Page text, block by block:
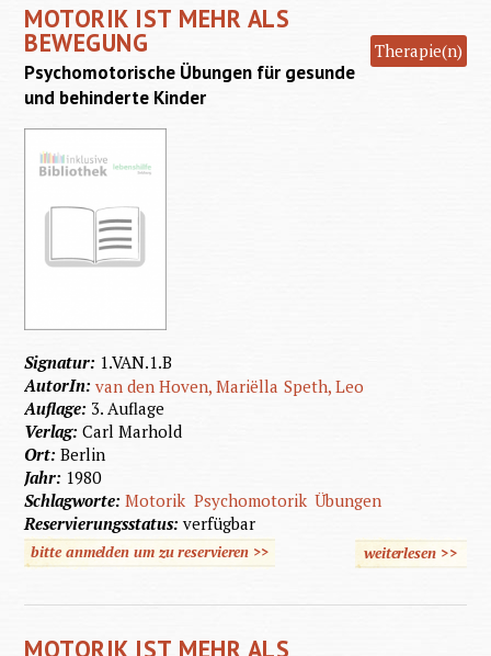
MOTORIK IST MEHR ALS
BEWEGUNG Therapie(n)
Psychomotorische Übungen für gesunde
und behinderte Kinder
Signatur: 1.VAN.1.B
AutorIn:van den Hoven, Mariëlla Speth, Leo
Auflage: 3. Auflage
Verlag:Carl Marhold
Ort:Berlin
Jahr: 1980
Schlagworte:Motorik Psychomotorik Übungen
Reservierungsstatus:verfügbar
bitte anmelden um zu reservieren >> weiterlesen
über
>>
MOTORIK IST MEHR ALS